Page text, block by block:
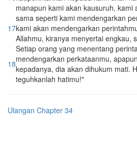
manapun kami akan kausuruh, kami
17
sama seperti kami mendengarkan
kami akan mendengarkan
Allahmu, kiranya menyertai engkau,
18
Setiap orang yang menentang
mendengarkan perkataanmu,
kepadanya, dia akan dihukum mati.
teguhkanlah hatimu!"
Ulangan Chapter 34